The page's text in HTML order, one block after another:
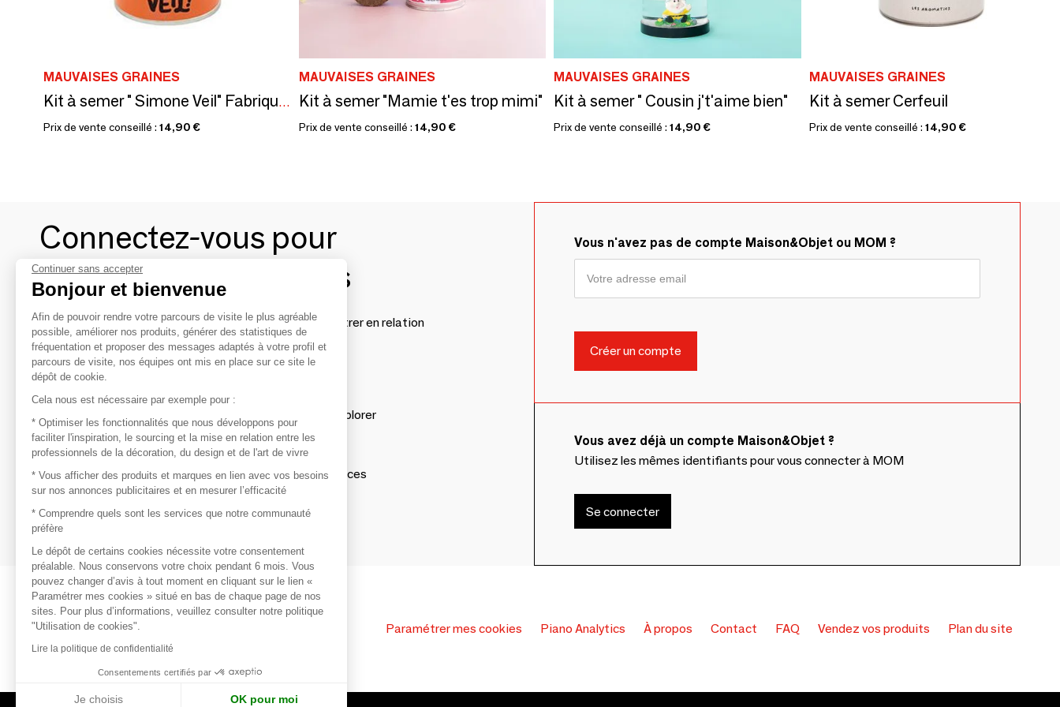
MAUVAISES GRAINES
Kit à semer " Simone Veil" Fabriqué en France en collab avec Arts dans la Peau
Prix de vente conseillé : 14,90 €
MAUVAISES GRAINES
Kit à semer "Mamie t'es trop mimi"
Prix de vente conseillé : 14,90 €
MAUVAISES GRAINES
Kit à semer " Cousin j't'aime bien"
Prix de vente conseillé : 14,90 €
MAUVAISES GRAINES
Kit à semer Cerfeuil
Prix de vente conseillé : 14,90 €
Connectez-vous pour
contacter les marques
Afin de profiter au mieux de l'expérience MOM et de rentrer en relation
avec vos marques préférées, créez-vous un compte.
Découvrir
Les produits de milliers de fournisseurs à explorer
S'inspirer
Inspiration et sélections de produits tendances
Contacter
Vous n'avez pas de compte Maison&Objet ou MOM ?
Vous avez déjà un compte Maison&Objet ?
Utilisez les mêmes identifiants pour vous connecter à MOM
Se connecter
Paramétrer mes cookies Piano Analytics À propos Contact FAQ Vendez vos produits Plan du site
Continuer sans accepter
Bonjour et bienvenue
Afin de pouvoir rendre votre parcours de visite le plus agréable
possible, améliorer nos produits, générer des statistiques de
fréquentation et proposer des messages adaptés à votre profil et
parcours de visite, nos équipes ont mis en place sur ce site le
dépôt de cookie.
Cela nous est nécessaire par exemple pour :
* Optimiser les fonctionnalités que nous développons pour
faciliter l'inspiration, le sourcing et la mise en relation entre les
professionnels de la décoration, du design et de l'art de vivre
* Vous afficher des produits et marques en lien avec vos besoins
sur nos annonces publicitaires et en mesurer l’efficacité
* Comprendre quels sont les services que notre communauté
préfère
Le dépôt de certains cookies nécessite votre consentement
préalable. Nous conservons votre choix pendant 6 mois. Vous
pouvez changer d’avis à tout moment en cliquant sur le lien «
Paramétrer mes cookies » situé en bas de chaque page de nos
sites. Pour plus d’informations, veuillez consulter notre politique
"Utilisation de cookies".
Lire la politique de confidentialité
Consentements certifiés par
Je choisis OK pour moi